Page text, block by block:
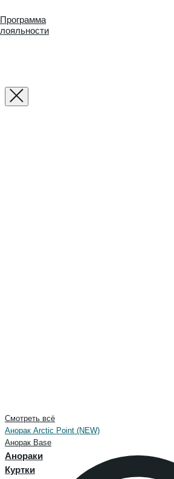
Программа
лояльности
Смотреть всё
Анорак Arctic Point (NEW)
Анорак Base
Анораки
Куртки